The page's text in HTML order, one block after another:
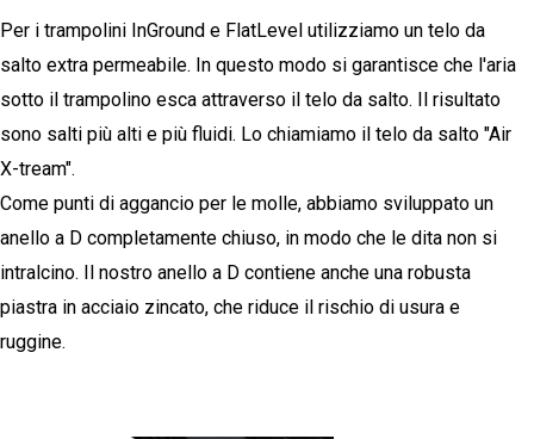
Per i trampolini InGround e FlatLevel utilizziamo un telo da
salto extra permeabile. In questo modo si garantisce che l'aria
sotto il trampolino esca attraverso il telo da salto. Il risultato
sono salti più alti e più fluidi. Lo chiamiamo il telo da salto "Air
X-tream".
Come punti di aggancio per le molle, abbiamo sviluppato un
anello a D completamente chiuso, in modo che le dita non si
intralcino. Il nostro anello a D contiene anche una robusta
piastra in acciaio zincato, che riduce il rischio di usura e
ruggine.